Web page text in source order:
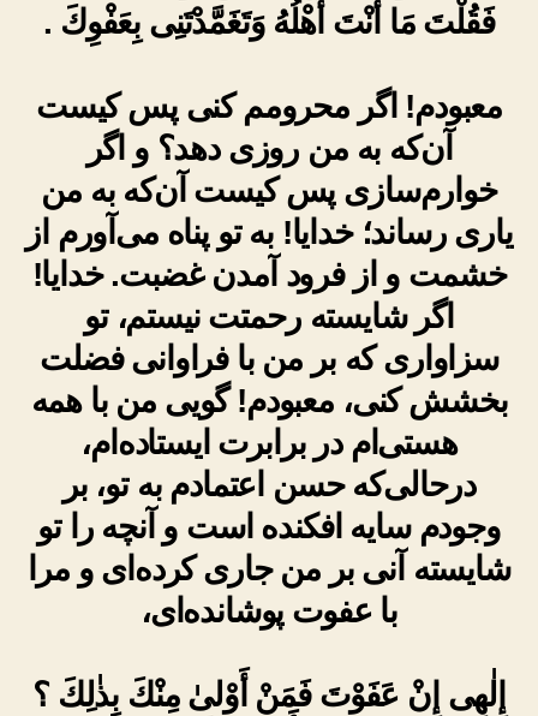
فَقُلْتَ مَا أَنْتَ أَهْلُهُ وَتَغَمَّدْتَنِى بِعَفْوِكَ .
معبودم! اگر محرومم کنی پس کیست
آن‌که به من روزی دهد؟ و اگر
خوارم‌سازی پس کیست آن‌که به من
یاری رساند؛ خدایا! به تو پناه می‌آورم از
خشمت و از فرود آمدن غضبت. خدایا!
اگر شایسته رحمتت نیستم، تو
سزاواری که بر من با فراوانی فضلت
بخشش کنی، معبودم! گویی من با همه
هستی‌ام در برابرت ایستاده‌ام،
درحالی‌که حسن اعتمادم به تو، بر
وجودم سایه افکنده است و آنچه را تو
شایسته آنی بر من جاری کرده‌ای و مرا
با عفوت پوشانده‌ای،
إِلٰهِى إِنْ عَفَوْتَ فَمَنْ أَوْلىٰ مِنْكَ بِذٰلِكَ ؟